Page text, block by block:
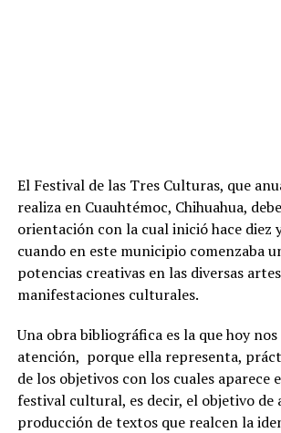
El Festival de las Tres Culturas, que
realiza en Cuauhtémoc, Chihuahua,
orientación con la cual inició hace diez
cuando en este municipio comenzaba
potencias creativas en las diversas
manifestaciones culturales.
Una obra bibliográfica es la que hoy
atención, porque ella representa,
de los objetivos con los cuales aparece
festival cultural, es decir, el objetivo de
producción de textos que realcen la